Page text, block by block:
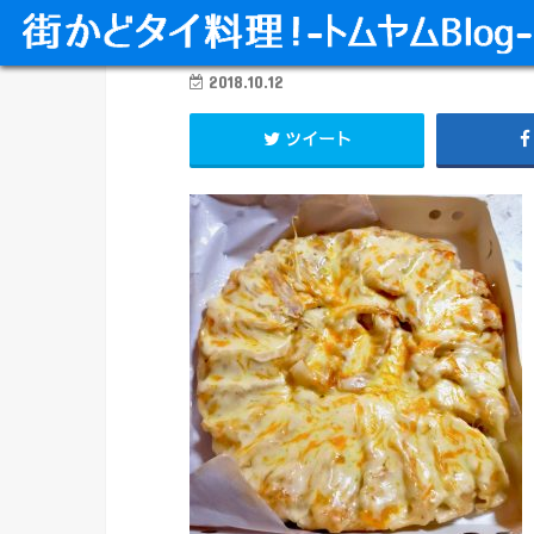
2018.10.12
ツイート